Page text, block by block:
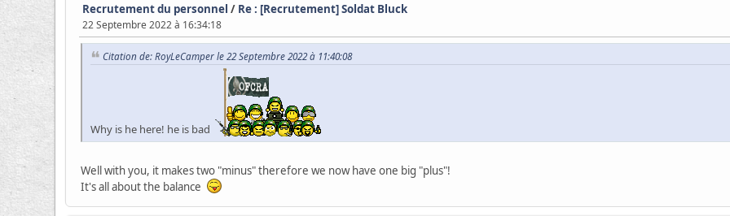
Recrutement du personnel / Re : [Recrutement] Soldat Bluck
22 Septembre 2022 à 16:34:18
Citation de: RoyLeCamper le 22 Septembre 2022 à 11:40:08
Why is he here! he is bad
Well with you, it makes two "minus" therefore we now have one big "plus"!
It's all about the balance